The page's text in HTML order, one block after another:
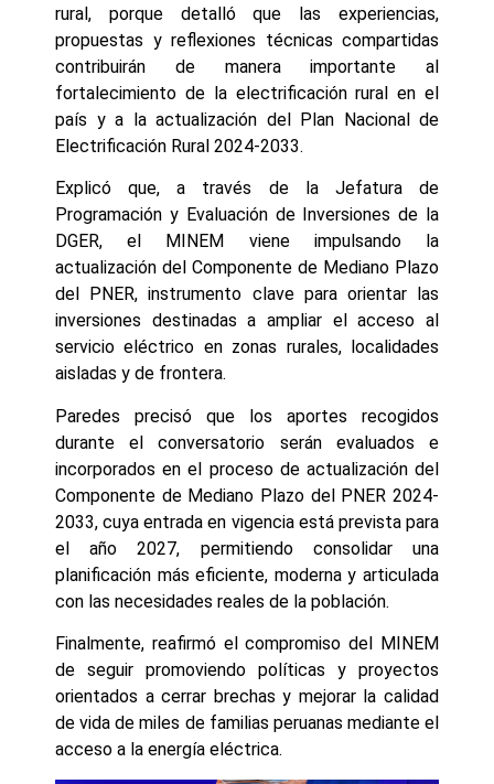
rural, porque detalló que las experiencias,
propuestas y reflexiones técnicas compartidas
contribuirán de manera importante al
fortalecimiento de la electrificación rural en el
país y a la actualización del Plan Nacional de
Electrificación Rural 2024-2033.
Explicó que, a través de la Jefatura de
Programación y Evaluación de Inversiones de la
DGER, el MINEM viene impulsando la
actualización del Componente de Mediano Plazo
del PNER, instrumento clave para orientar las
inversiones destinadas a ampliar el acceso al
servicio eléctrico en zonas rurales, localidades
aisladas y de frontera.
Paredes precisó que los aportes recogidos
durante el conversatorio serán evaluados e
incorporados en el proceso de actualización del
Componente de Mediano Plazo del PNER 2024-
2033, cuya entrada en vigencia está prevista para
el año 2027, permitiendo consolidar una
planificación más eficiente, moderna y articulada
con las necesidades reales de la población.
Finalmente, reafirmó el compromiso del MINEM
de seguir promoviendo políticas y proyectos
orientados a cerrar brechas y mejorar la calidad
de vida de miles de familias peruanas mediante el
acceso a la energía eléctrica.